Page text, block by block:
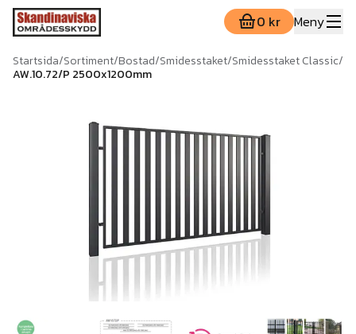
0 kr Meny
Startsida/Sortiment/Bostad/Smidesstaket/Smidesstaket Classic/
AW.10.72/P 2500x1200mm